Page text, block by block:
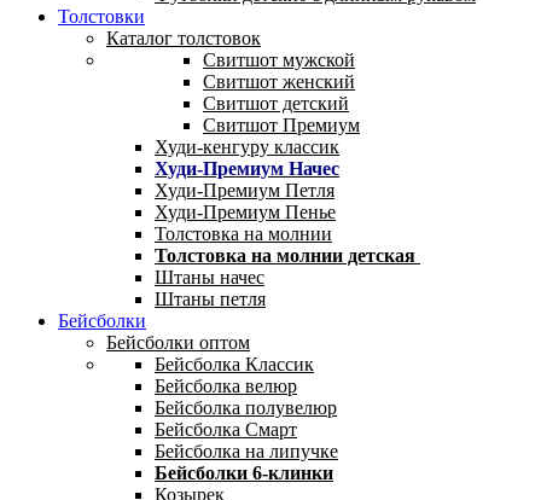
Толстовки
Каталог толстовок
Свитшот мужской
Свитшот женский
Свитшот детский
Свитшот Премиум
Худи-кенгуру классик
Худи-Премиум Начес
Худи-Премиум Петля
Худи-Премиум Пенье
Толстовка на молнии
Толстовка на молнии детская
Штаны начес
Штаны петля
Бейсболки
Бейсболки оптом
Бейсболка Классик
Бейсболка велюр
Бейсболка полувелюр
Бейсболка Смарт
Бейсболка на липучке
Бейсболки 6-клинки
Козырек